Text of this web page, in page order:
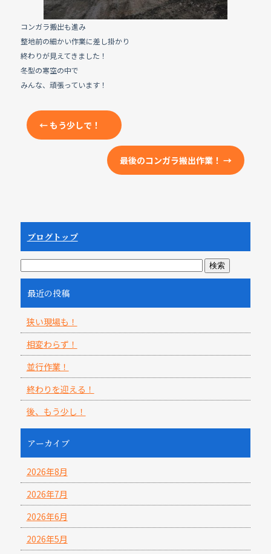
コンガラ搬出も進み
整地前の細かい作業に差し掛かり
終わりが見えてきました！
冬型の寒空の中で
みんな、頑張っています！
←もう少しで！
最後のコンガラ搬出作業！→
ブログトップ
最近の投稿
狭い現場も！
相変わらず！
並行作業！
終わりを迎える！
後、もう少し！
アーカイブ
2026年8月
2026年7月
2026年6月
2026年5月